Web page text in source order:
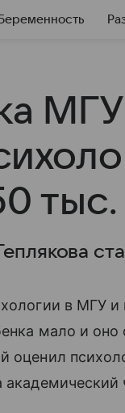
Беременность
в МГУ
мало и оно
оценил